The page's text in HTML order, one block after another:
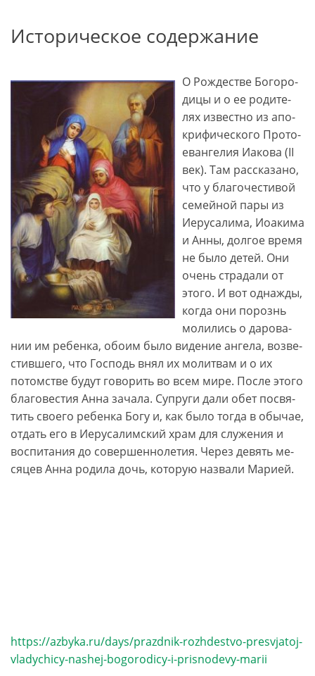
Историческое содержание
О Рож­де­стве Бо­го­ро­
ди­цы и о ее ро­ди­те­
лях из­вест­но из апо­
кри­фи­че­ско­го Про­то­
е­ван­ге­лия Иа­ко­ва (II
век). Там рас­ска­за­но,
что у бла­го­че­сти­вой
се­мей­ной па­ры из
Иеру­са­ли­ма, Ио­а­ки­ма
и Ан­ны, дол­гое вре­мя
не бы­ло де­тей. Они
очень стра­да­ли от
это­го. И вот од­на­жды,
ко­г­да они по­рознь
мо­ли­лись о да­ро­ва­
нии им ре­бен­ка, обо­им бы­ло ви­де­ние ан­ге­ла, воз­ве­
стив­ше­го, что Гос­подь внял их мо­лит­вам и о их
потом­стве бу­дут го­во­рить во всем ми­ре. По­сле это­го
бла­го­ве­стия Ан­на за­ча­ла. Су­пру­ги да­ли обет по­свя­
тить сво­е­го ре­бен­ка Бо­гу и, как бы­ло то­г­да в обы­чае,
от­дать его в Иеру­са­лим­ский храм для слу­же­ния и
вос­пи­та­ния до со­вер­шен­но­ле­тия. Че­рез де­вять ме­
ся­цев Ан­на ро­ди­ла дочь, ко­то­рую на­з­ва­ли Ма­ри­ей.
https://azbyka.ru/days/prazdnik-rozhdestvo-presvjatoj-
vladychicy-nashej-bogorodicy-i-prisnodevy-marii